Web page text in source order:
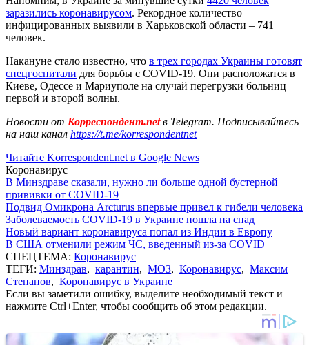
заразились коронавирусом. Рекордное количество
инфицированных выявили в Харьковской области – 741
человек.
Накануне стало известно, что в трех городах Украины готовят
спецгоспитали для борьбы с COVID-19. Они расположатся в
Киеве, Одессе и Мариуполе на случай перегрузки больниц
первой и второй волны.
Новости от Корреспондент.netв Telegram. Подписывайтесь
на наш канал https://t.me/korrespondentnet
Читайте Korrespondent.net в Google News
Коронавирус
В Минздраве сказали, нужно ли больше одной бустерной
прививки от COVID-19
Подвид Омикрона Arcturus впервые привел к гибели человека
Заболеваемость COVID-19 в Украине пошла на спад
Новый вариант коронавируса попал из Индии в Европу
В США отменили режим ЧС, введенный из-за COVID
СПЕЦТЕМА: Коронавирус
ТЕГИ: Минздрав, карантин, МОЗ, Коронавирус, Максим
Степанов, Коронавирус в Украине
Если вы заметили ошибку, выделите необходимый текст и
нажмите Ctrl+Enter, чтобы сообщить об этом редакции.